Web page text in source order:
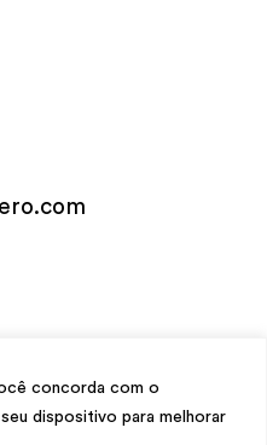
concorda com o
dispositivo para melhorar